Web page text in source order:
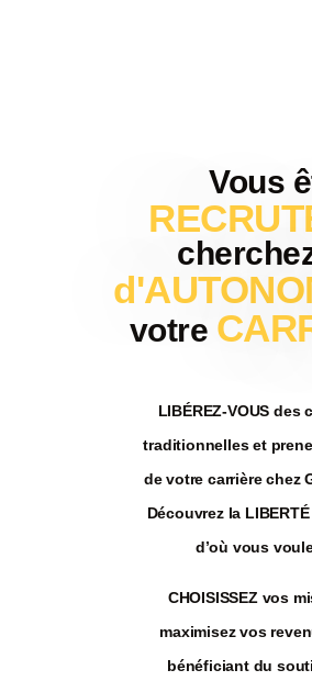
Vous
votre
LIBÉREZ-VOUS des
traditionnelleset
de votrecarrièrechez
Découvrez la LIBERTÉ
d’où vous
CHOISISSEZ vos
maximisez vos
bénéficiant du